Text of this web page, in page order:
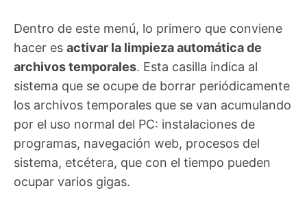
Dentro de este menú, lo primero que conviene
hacer es activar la limpieza automática de
archivos temporales. Esta casilla indica al
sistema que se ocupe de borrar periódicamente
los archivos temporales que se van acumulando
por el uso normal del PC: instalaciones de
programas, navegación web, procesos del
sistema, etcétera, que con el tiempo pueden
ocupar varios gigas.